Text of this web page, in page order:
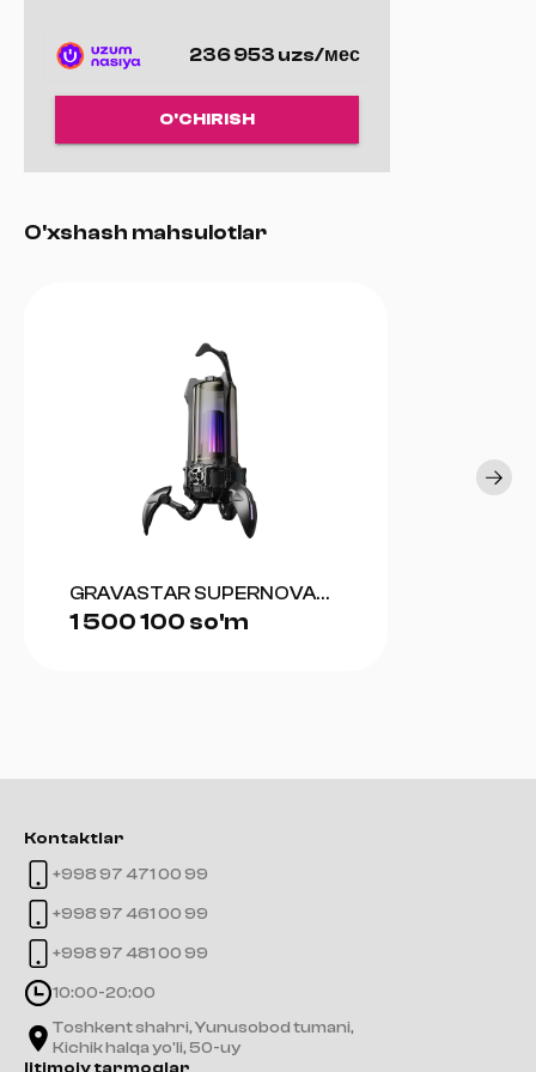
Kompakt taglik: barqaror, ixcham va stol ustida kam joy
egallaydi.
236 953 uzs/мес
O'CHIRISH
O'xshash mahsulotlar
GRAVASTAR SUPERNOVA
BLUETOOTH SPEAKER
1 500 100 so'm
Kontaktlar
+998 97 471 00 99
+998 97 461 00 99
+998 97 481 00 99
10:00-20:00
Toshkent shahri, Yunusobod tumani,
Kichik halqa yo'li, 50-uy